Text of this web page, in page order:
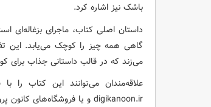
باشک نیز اشاره کرد.
داستان اصلی کتاب، ماجرای بزغاله‌ای
گاهی همه چیز را کوچک می‌یابد. این
می‌زند که در قالب داستانی جذاب برای
digikanoon.ir و یا فروشگاه‌های کانون پرورش فکری کودکان و نوجوانان در سراسر کشور تهیه کنند.